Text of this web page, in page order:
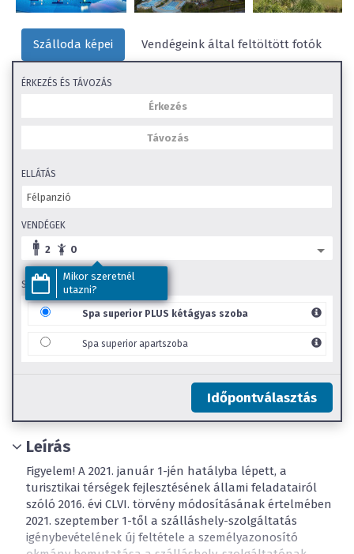
Szálloda képei Vendégeink által feltöltött fotók
ÉRKEZÉS ÉS TÁVOZÁS
Mikor szeretnél
utazni?
ELLÁTÁS
VENDÉGEK
2 0
SZOBA TÍPUS
Spa superior PLUS kétágyas szoba
Spa superior apartszoba
Időpontválasztás
Leírás
Figyelem! A 2021. január 1-jén hatályba lépett, a
turisztikai térségek fejlesztésének állami feladatairól
szóló 2016. évi CLVI. törvény módosításának értelmében
2021. szeptember 1-től a szálláshely-szolgáltatás
igénybevételének új feltétele a személyazonosító